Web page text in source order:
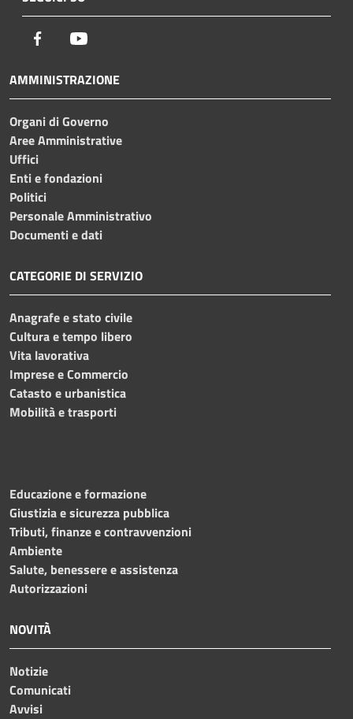
Facebook
AMMINISTRAZIONE
Organi di Governo
Aree Amministrative
Uffici
Enti e fondazioni
Politici
Personale Amministrativo
Documenti e dati
CATEGORIE DI SERVIZIO
Anagrafe e stato civile
Cultura e tempo libero
Vita lavorativa
Imprese e Commercio
Catasto e urbanistica
Mobilità e trasporti
Educazione e formazione
Giustizia e sicurezza pubblica
Tributi, finanze e contravvenzioni
Ambiente
Salute, benessere e assistenza
Autorizzazioni
NOVITÀ
Notizie
Comunicati
Avvisi